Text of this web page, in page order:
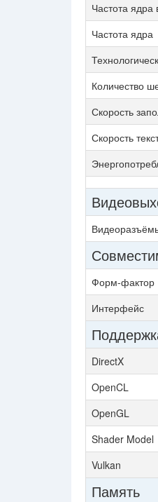
Частота
Частота ядра
Количество
Скорость
Скорость
Форм-фактор
Интерфейс
DirectX
OpenCL
OpenGL
Shader Model
Vulkan
Память